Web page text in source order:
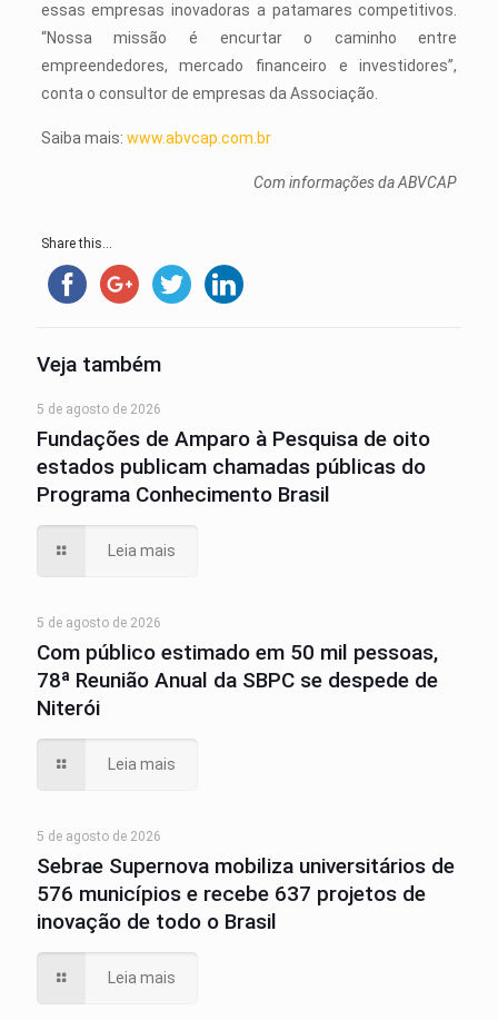
essas empresas inovadoras a patamares competitivos.
“Nossa missão é encurtar o caminho entre
empreendedores, mercado financeiro e investidores”,
conta o consultor de empresas da Associação.
Saiba mais: www.abvcap.com.br
Com informações da ABVCAP
Share this...
Veja também
5 de agosto de 2026
Fundações de Amparo à Pesquisa de oito
estados publicam chamadas públicas do
Programa Conhecimento Brasil
Leia mais
5 de agosto de 2026
Com público estimado em 50 mil pessoas,
78ª Reunião Anual da SBPC se despede de
Niterói
Leia mais
5 de agosto de 2026
Sebrae Supernova mobiliza universitários de
576 municípios e recebe 637 projetos de
inovação de todo o Brasil
Leia mais